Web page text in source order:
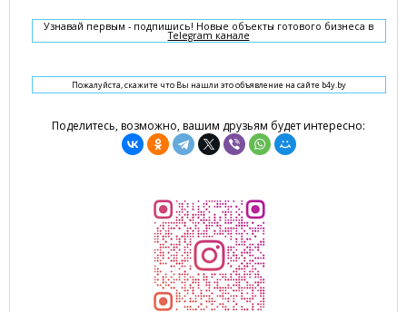
Узнавай первым - подпишись! Новые объекты готового бизнеса в
Telegram канале
Пожалуйста, скажите что Вы нашли это объявление на сайте b4y.by
Поделитесь, возможно, вашим друзьям будет интересно: